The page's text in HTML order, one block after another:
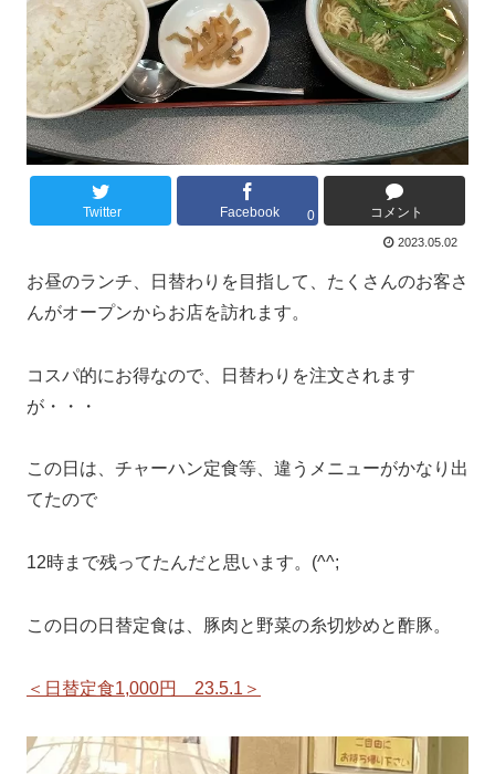
Twitter Facebook 0 コメント
2023.05.02
お昼のランチ、日替わりを目指して、たくさんのお客さ
んがオープンからお店を訪れます。
コスパ的にお得なので、日替わりを注文されます
が・・・
この日は、チャーハン定食等、違うメニューがかなり出
てたので
12時まで残ってたんだと思います。(^^;
この日の日替定食は、豚肉と野菜の糸切炒めと酢豚。
＜日替定食1,000円 23.5.1＞